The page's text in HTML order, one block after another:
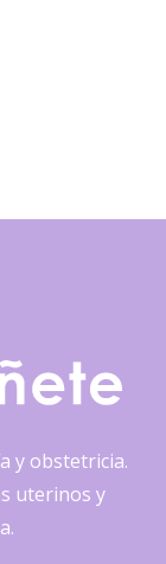
y obstetricia.
uterinos y